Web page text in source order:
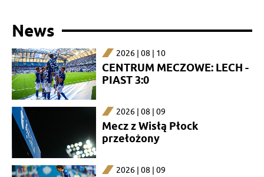
News
2026 | 08 | 10
CENTRUM MECZOWE: LECH -
PIAST 3:0
2026 | 08 | 09
Mecz z Wisłą Płock
przełożony
2026 | 08 | 09